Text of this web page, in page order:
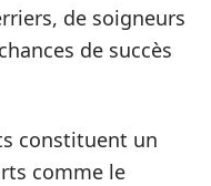
de soigneurs
de succès
constituent un
comme le